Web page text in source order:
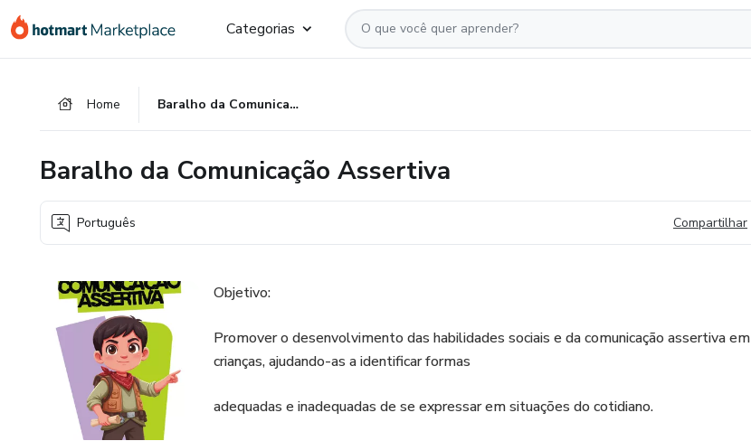
para
para
para
Categorias
Home Baralho da Comunicação Assertiva
Baralho da Comunicação Assertiva
Português Compartilhar
Objetivo:
Promover o desenvolvimento das habilidades sociais e da comunicação assertiva em
crianças, ajudando-as a identificar formas
adequadas e inadequadas de se expressar em situações do cotidiano.